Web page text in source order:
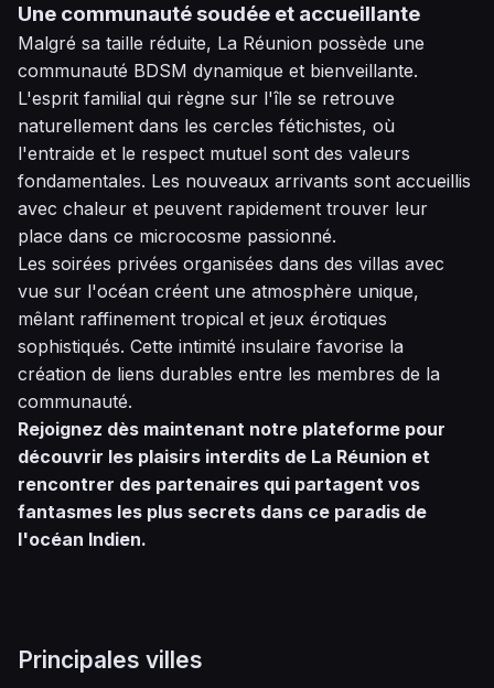
Une communauté soudée et accueillante
Malgré sa taille réduite, La Réunion possède une
communauté BDSM dynamique et bienveillante.
L'esprit familial qui règne sur l'île se retrouve
naturellement dans les cercles fétichistes, où
l'entraide et le respect mutuel sont des valeurs
fondamentales. Les nouveaux arrivants sont accueillis
avec chaleur et peuvent rapidement trouver leur
place dans ce microcosme passionné.
Les soirées privées organisées dans des villas avec
vue sur l'océan créent une atmosphère unique,
mêlant raffinement tropical et jeux érotiques
sophistiqués. Cette intimité insulaire favorise la
création de liens durables entre les membres de la
communauté.
Rejoignez dès maintenant notre plateforme pour
découvrir les plaisirs interdits de La Réunion et
rencontrer des partenaires qui partagent vos
fantasmes les plus secrets dans ce paradis de
l'océan Indien.
Principales villes